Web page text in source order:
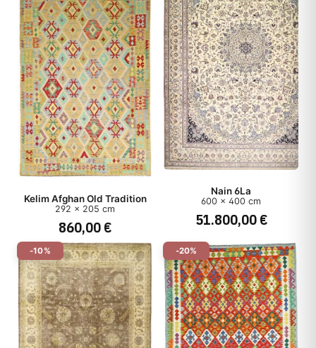
Kelim Afghan Old Tradition
292 x 205 cm
860,00 €
Nain 6La
600 x 400 cm
51.800,00 €
-10% -20%